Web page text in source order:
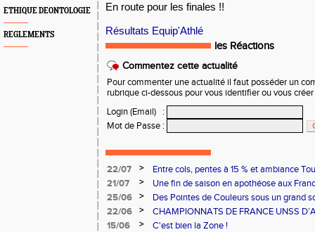
ETHIQUE DEONTOLOGIE
REGLEMENTS
En route pour les finales !!
Résultats Equip'Athlé
les Réactions
Commentez cette actualité
Pour commenter une actualité il faut posséder un
rubrique ci-dessous pour vous identifier ou vous
Login (Email)
:
Mot de Passe :
22/07 >
Entre cols, pentes à 15 % et ambiance
ont relevé le défi !
21/07 >
Une fin de saison en apothéose aux
25/06
>
Des Pointes de Couleurs sous un grand
22/06
>
CHAMPIONNATS DE FRANCE UNSS
15/06
>
C'est bien la Zone !